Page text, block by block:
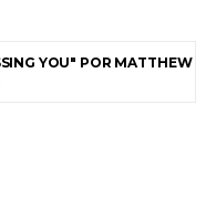
YOU" POR MATTHEW